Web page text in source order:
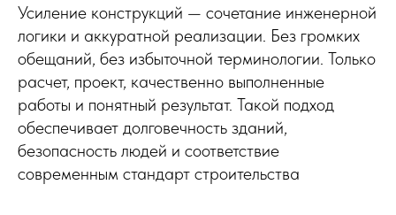
Усиление конструкций — сочетание инженерной
логики и аккуратной реализации. Без громких
обещаний, без избыточной терминологии. Только
расчет, проект, качественно выполненные
работы и понятный результат. Такой подход
обеспечивает долговечность зданий,
безопасность людей и соответствие
современным стандарт строительства